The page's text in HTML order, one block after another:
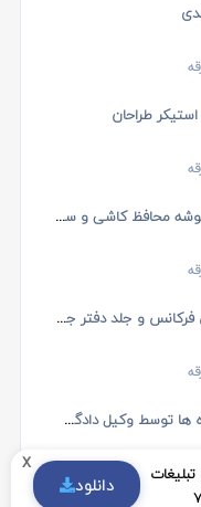
طراحان
تولید زیرتسمه و گوشه محافظ کاشی و سرامیک
چاپ داغی و جوش فرکانس و جلد دفتر جلد مدارک
پذیرش کلیه پرونده ها توسط وکیل دادگستری و تیم مشاو...
x
دانلود